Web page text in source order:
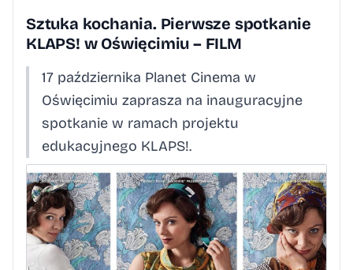
Sztuka kochania. Pierwsze spotkanie
KLAPS! w Oświęcimiu – FILM
17 października Planet Cinema w
Oświęcimiu zaprasza na inauguracyjne
spotkanie w ramach projektu
edukacyjnego KLAPS!.